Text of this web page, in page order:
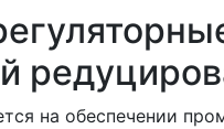
на обеспечении